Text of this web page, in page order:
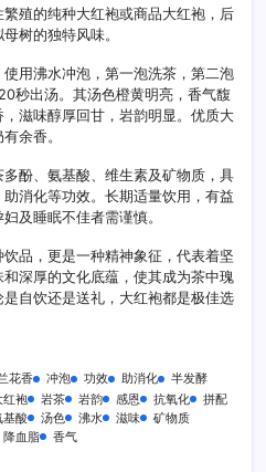
殖的纯种大红袍或商品大红袍，后
树的独特风味。
用沸水冲泡，第一泡洗茶，第二泡
秒出汤。其汤色橙黄明亮，香气馥
滋味醇厚回甘，岩韵明显。优质大
余香。
酚、氨基酸、维生素及矿物质，具
消化等功效。长期适量饮用，有益
及睡眠不佳者需谨慎。
品，更是一种精神象征，代表着坚
深厚的文化底蕴，使其成为茶中瑰
自饮还是送礼，大红袍都是极佳选
花香 冲泡 功效 助消化
半发酵
红袍 岩茶 岩韵 感恩 抗氧化
拼配
基酸 汤色 沸水 滋味
矿物质
降血脂 香气